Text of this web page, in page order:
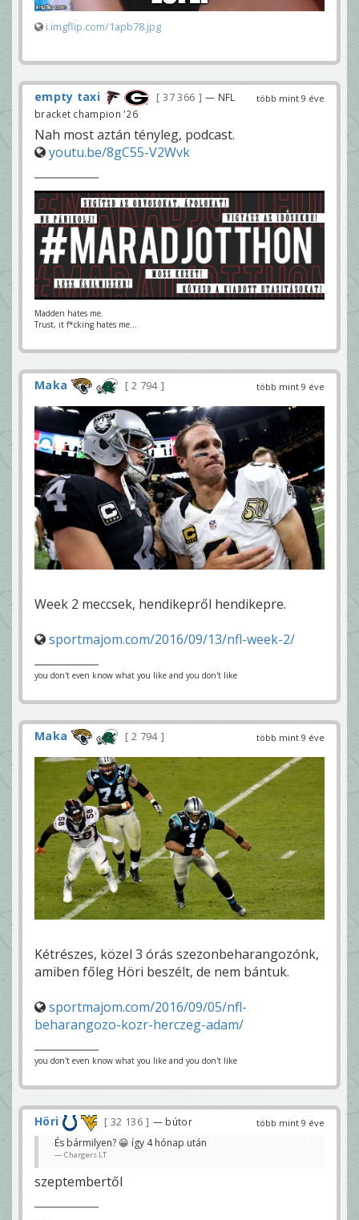
i.imgflip.com/1apb78.jpg
több mint 9 éve
empty taxi 37 366
— NFL
bracket champion '26
Nah most aztán tényleg, podcast.
youtu.be/8gC55-V2Wvk
Madden hates me.
Trust, it f*cking hates me...
több mint 9 éve
Maka 2 794
Week 2 meccsek, hendikepről hendikepre.
sportmajom.com/2016/09/13/nfl-week-2/
you don't even know what you like and you don't like
több mint 9 éve
Maka 2 794
Kétrészes, közel 3 órás szezonbeharangozónk,
amiben főleg Höri beszélt, de nem bántuk.
sportmajom.com/2016/09/05/nfl-
beharangozo-kozr-herczeg-adam/
you don't even know what you like and you don't like
több mint 9 éve
Höri 32 136 — bútor
És bármilyen? 😀 így 4 hónap után
Chargers LT
szeptembertől